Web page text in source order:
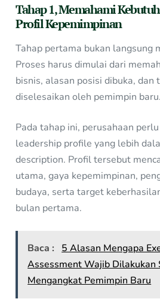
Tahap 1, Memahami
Profil Kepemimpinan
Tahap pertama bukan langsung
Proses harus dimulai dari
bisnis, alasan posisi dibuka, dan
diselesaikan oleh pemimpin baru.
Pada tahap ini, perusahaan
leadership profile yang lebih
description. Profil tersebut
utama, gaya kepemimpinan,
budaya, serta target
bulan pertama.
Baca :
5 Alasan Mengapa
Assessment Wajib Dilakukan
Mengangkat Pemimpin Baru